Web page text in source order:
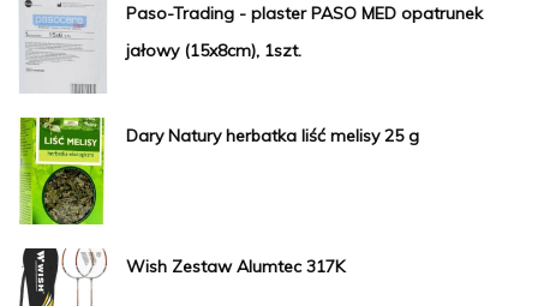
Paso-Trading - plaster PASO MED opatrunek
jałowy (15x8cm), 1szt.
Dary Natury herbatka liść melisy 25 g
Wish Zestaw Alumtec 317K